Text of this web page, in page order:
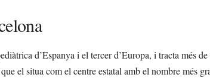
d’Espanya i el tercer d’Europa, i tracta més
el situa com el centre estatal amb el nombre més